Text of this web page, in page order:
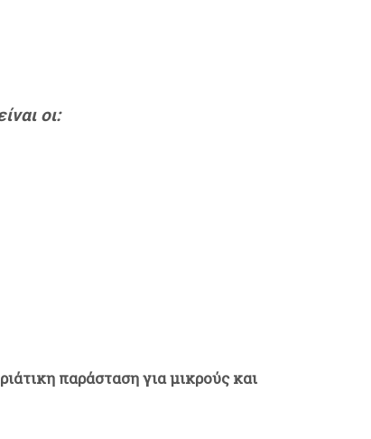
οι:
παράσταση για μικρούς και